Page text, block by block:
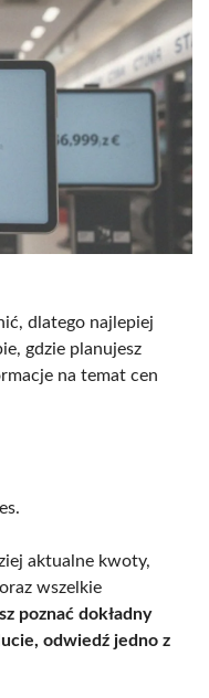
dlatego najlepiej
gdzie planujesz
na temat cen
aktualne kwoty,
wszelkie
poznać dokładny
odwiedź jedno z